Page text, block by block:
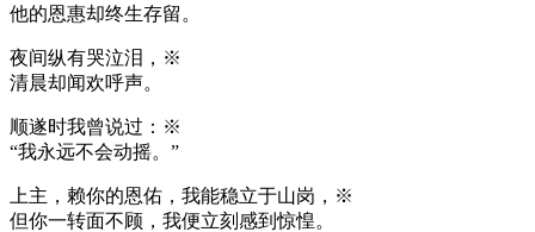
他的恩惠却终生存留。
夜间纵有哭泣泪，※
清晨却闻欢呼声。
顺遂时我曾说过：※
“我永远不会动摇。”
上主，赖你的恩佑，我能稳立于山岗，※
但你一转面不顾，我便立刻感到惊惶。